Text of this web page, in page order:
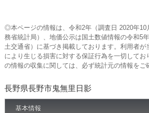
◎本ページの情報は、令和2年（調査日 2020年10
務省統計局）、地価公示は国土数値情報の令和5
土交通省）に基づき掲載しております。利用者が
により生じる損害に対する保証行為を一切してお
の情報の収集に関しては、必ず統計元の情報をご
長野県長野市鬼無里日影
基本情報